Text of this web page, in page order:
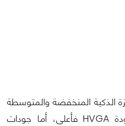
المنخفضة والمتوسطة
المواصفات حالياً في شاشات بجودة HVGA فأعلى، أما جودات